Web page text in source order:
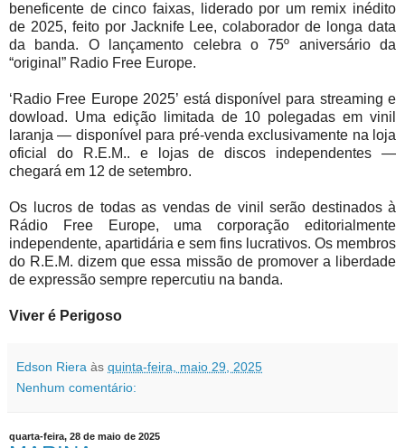
beneficente de cinco faixas, liderado por um remix inédito
de 2025, feito por Jacknife Lee, colaborador de longa data
da banda. O lançamento celebra o 75º aniversário da
“original” Radio Free Europe.
‘Radio Free Europe 2025’ está disponível para streaming e
dowload. Uma edição limitada de 10 polegadas em vinil
laranja — disponível para pré-venda exclusivamente na loja
oficial do R.E.M.. e lojas de discos independentes —
chegará em 12 de setembro.
Os lucros de todas as vendas de vinil serão destinados à
Rádio Free Europe, uma corporação editorialmente
independente, apartidária e sem fins lucrativos. Os membros
do R.E.M. dizem que essa missão de promover a liberdade
de expressão sempre repercutiu na banda.
Viver é Perigoso
Edson Riera às quinta-feira, maio 29, 2025
Nenhum comentário:
quarta-feira, 28 de maio de 2025